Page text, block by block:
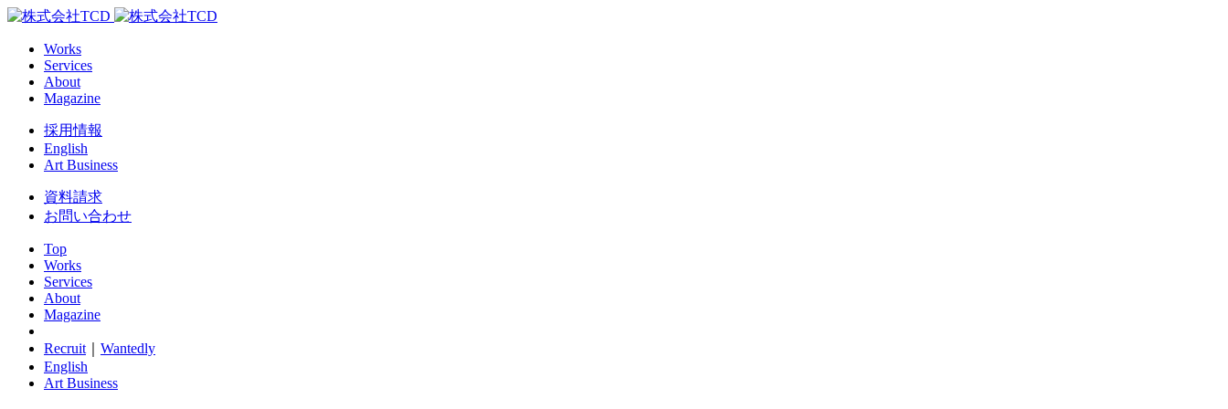
Works
Services
About
Magazine
採用情報
English
Art Business
資料請求
お問い合わせ
Top
Works
Services
About
Magazine
Recruit
Wantedly
English
Art Business